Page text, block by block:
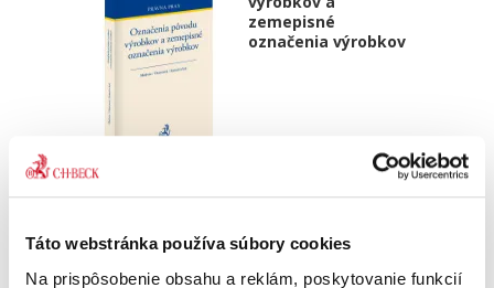
Táto webstránka používa súbory cookies
Na prispôsobenie obsahu a reklám, poskytovanie funkcií
zemepisné
označenia výrobkov
Matúš Medvec
26,67 €
bez DPH
Pre odborníkov špecializujúcich sa na oblasť